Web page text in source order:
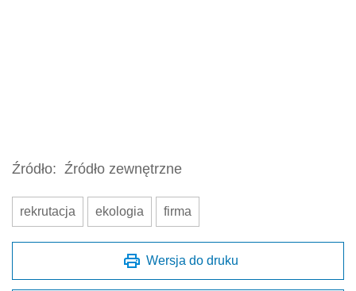
Źródło: Źródło zewnętrzne
rekrutacja ekologia firma
Wersja do druku